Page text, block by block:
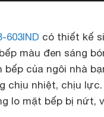
603IND có thiết kế
màu đen sáng
bếp của ngôi nhà
chịu nhiệt, chịu
lo mặt bếp bị